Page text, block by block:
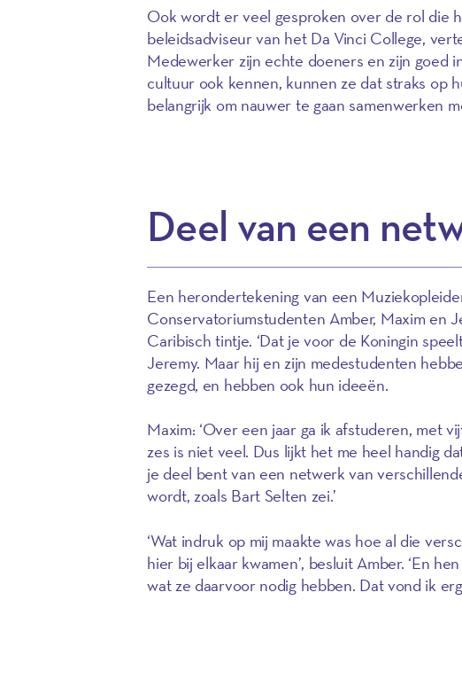
Ook wordt er veel gesproken over de rol die
beleidsadviseur van het Da Vinci College,
Medewerker zijn echte doeners en zijn goed
cultuur ook kennen, kunnen ze dat straks op
belangrijk om nauwer te gaan samenwerken
Deel van een
Een herondertekening van een
Conservatoriumstudenten Amber, Maxim en
Caribisch tintje. ‘Dat je voor de Koningin
Jeremy. Maar hij en zijn medestudenten
gezegd, en hebben ook hun ideeën.
Maxim: ‘Over een jaar ga ik afstuderen, met
zes is niet veel. Dus lijkt het me heel handig
je deel bent van een netwerk van
wordt, zoals Bart Selten zei.’
‘Wat indruk op mij maakte was hoe al die
hier bij elkaar kwamen’, besluit Amber. ‘En
wat ze daarvoor nodig hebben. Dat vond ik